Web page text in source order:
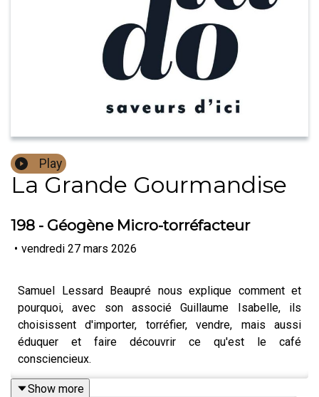
Play
La Grande Gourmandise
198 - Géogène Micro-torréfacteur
• vendredi 27 mars 2026
Samuel Lessard Beaupré nous explique comment et
pourquoi, avec son associé Guillaume Isabelle, ils
choisissent d'importer, torréfier, vendre, mais aussi
éduquer et faire découvrir ce qu'est le café
consciencieux.
Show more